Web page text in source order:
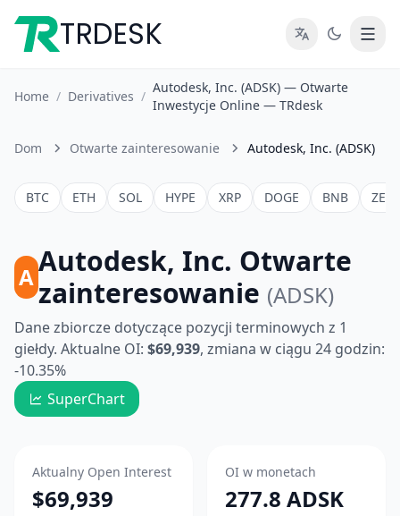
TRDESK
Home / Derivatives /
Autodesk, Inc. (ADSK) — Otwarte
Inwestycje Online — TRdesk
Dom Otwarte zainteresowanie Autodesk, Inc. (ADSK)
BTC ETH SOL HYPE XRP DOGE BNB ZEC
AAutodesk, Inc. Otwarte
zainteresowanie (ADSK)
Dane zbiorcze dotyczące pozycji terminowych z 1
giełdy. Aktualne OI: $69,939, zmiana w ciągu 24 godzin:
-10.35%
SuperChart
Aktualny Open Interest
$69,939
OI w monetach
277.8 ADSK